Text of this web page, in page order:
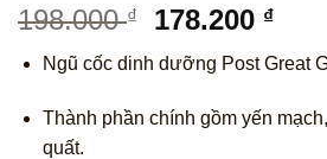
198.000₫
Giá
là:
198.000 ₫.
178.200 ₫Giá
tại
Ngũ cốc dinh dưỡng Post Great
Thành phần chính gồm yến
quất.